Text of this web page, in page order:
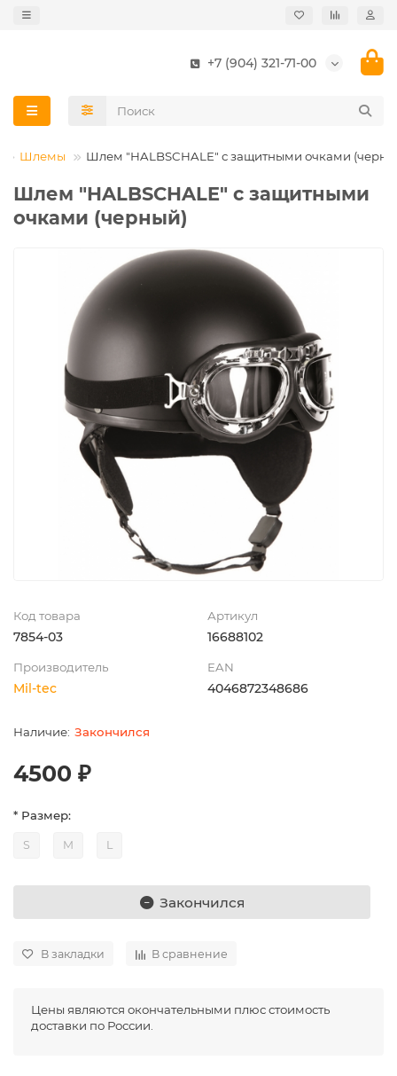
+7 (904) 321-71-00
Шлемы Шлем "HALBSCHALE" с защитными очками
Шлем "HALBSCHALE" с защитными
очками (черный)
Код товара
7854-03
Артикул
16688102
Производитель
Mil-tec
EAN
4046872348686
Закончился
4500 ₽
* Размер:
S M L
Закончился
В закладки В сравнение
Цены являются окончательными плюс стоимость
доставки по России.